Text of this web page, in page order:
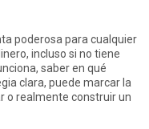
poderosa para cualquier
incluso si no tiene
saber en qué
clara, puede marcar la
o realmente construir un